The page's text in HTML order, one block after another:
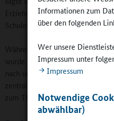
Informationen zum
über den folgenden
Wer unsere
Impressum unter
Impressum
Notwendige
abwählbar)
Erziehungsministerium, Pierre
Schulen haben die französische
Während des Rundgangs durch
wurde aber auch klar: Schulen
nach untern hierarchisch
zentrale Staat. Das kam in der
zum Thema "Evaluation" klar